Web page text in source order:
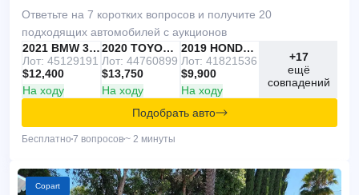
Ответьте на 7 коротких вопросов и получите 20
подходящих автомобилей с аукционов
IAAI
РЕКОМЕНДУЕМ
2021 BMW 330I
Лот: 45129191
$12,400
На ходу
IAAI
2020 TOYOTA RAV4
Лот: 44760899
$13,750
На ходу
Copart
2019 HONDA ACCORD
Лот: 41821536
$9,900
На ходу
+17
ещё
совпадений
Подобрать авто
Бесплатно 7 вопросов~ 2 минуты
Copart